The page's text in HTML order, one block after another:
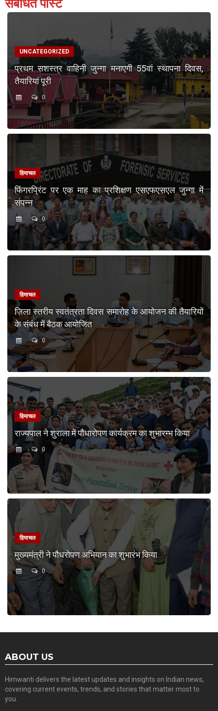
संबंधित पोस्ट
UNCATEGORIZED
प्रथम सशस्त्र वाहिनी जुन्गा मनाएगी 55वां स्थापना दिवस,
तैयारियां पूरी
0
हिमाचल
फिंगरप्रिंट पर एक माह का प्रशिक्षण एसएफएसएल जुन्गा में
संपन्न
0
हिमाचल
ज़िला स्तरीय स्वतंत्रता दिवस समारोह के आयोजन की तैयारियों
के संबंध में बैठक आयोजित
0
हिमाचल
राज्यपाल ने शुराला में पौधारोपण कार्यक्रम का शुभारम्भ किया
0
हिमाचल
मुख्यमंत्री ने पौधरोपण अभियान का शुभारंभ किया
0
ABOUT US
Himwanti delivers the latest updates and insights on Indian news,
covering current events, trends, and stories that matter most to
you.